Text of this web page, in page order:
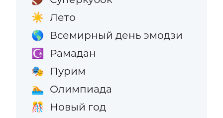
☀️ Лето
🌎 Всемирный день эмодзи
☪️ Рамадан
🎭 Пурим
🏊 Олимпиада
🎊 Новый год